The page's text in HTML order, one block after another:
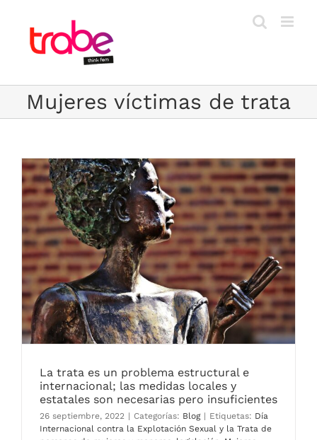
contenido
Mujeres víctimas de trata
La trata es un problema estructural e
internacional; las medidas locales y
estatales son necesarias pero insuficientes
26 septiembre, 2022 | Categorías: Blog | Etiquetas: Día
Internacional contra la Explotación Sexual y la Trata de